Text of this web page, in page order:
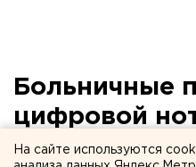
Больничные
цифровой
«книга
На сайте используются